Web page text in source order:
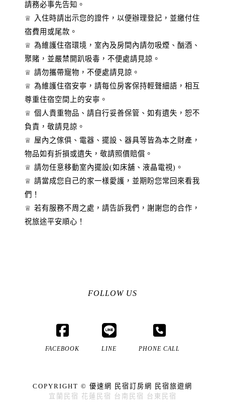
請務必事先告知。
♕ 入住時請出示您的證件，以便辦理登記，並繳付住
宿費用或尾款。
♕ 為維護住宿環境，室內及房間內請勿吸煙、酗酒、
聚賭，並嚴禁開趴吸毒，不便處請見諒。
♕ 請勿攜帶寵物，不便處請見諒。
♕ 為維護住宿安寧，請每位房客保持輕聲細語，相互
尊重住宿空間上的安寧。
♕ 個人貴重物品、請自行妥善保管、如有遺失，恕不
負責，敬請見諒。
♕ 屋內之傢俱、電器、擺設、器具等皆為本之財產，
物品如有折損或遺失，敬請照價賠償。
♕ 請勿任意移動室內擺設(如床舖、液晶電視)。
♕ 請當成您自己的家一樣愛護，並期盼您常回來看我
們！
♕ 若有服務不周之處，請告訴我們，謝謝您的合作，
祝旅途平安順心！
FOLLOW US
FACEBOOK LINE PHONE CALL
COPYRIGHT © 優速網 民宿訂房網
民宿旅遊網
宜蘭民宿 花蓮民宿 台南民宿 台東民宿